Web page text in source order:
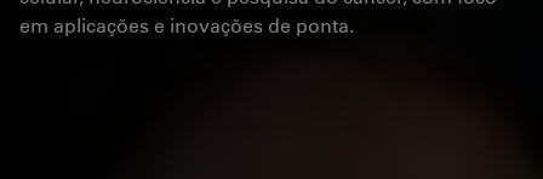
em aplicações e inovações de ponta.